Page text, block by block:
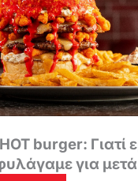
burger: Γιατί
για